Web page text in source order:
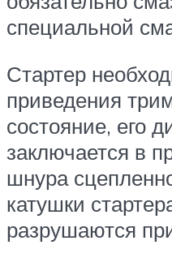
специальной
Стартер
приведения
состояние, его
заключается в
шнура
катушки
разрушаются